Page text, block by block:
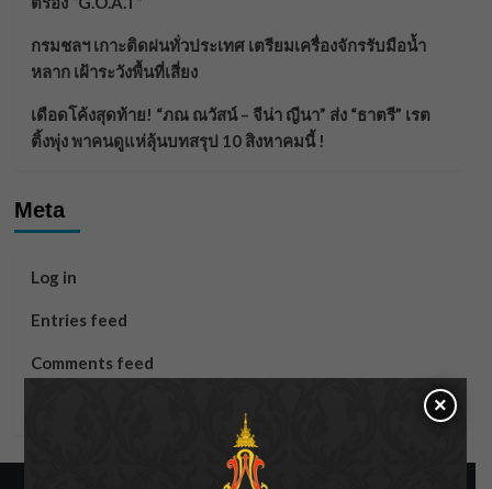
กรมชลฯ เกาะติดฝนทั่วประเทศ เตรียมเครื่องจักรรับมือน้ำ
หลาก เฝ้าระวังพื้นที่เสี่ยง
เดือดโค้งสุดท้าย! “ภณ ณวัสน์ – จีน่า ญีนา” ส่ง “ธาตรี” เรต
ติ้งพุ่ง พาคนดูแห่ลุ้นบทสรุป 10 สิงหาคมนี้ !
Meta
Log in
Entries feed
Comments feed
×